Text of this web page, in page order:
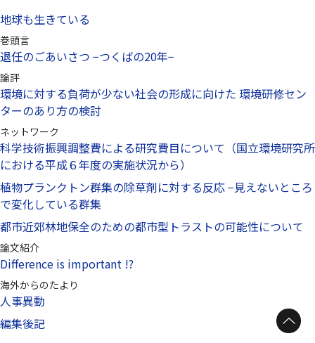
地球も生きている
巻頭言
退任のごあいさつ −つくばの20年−
論評
環境に対する負荷が少ない社会の形成に向けた 環境研修セン
ターのあり方の検討
ネットワーク
科学技術振興調整費による研究費目について（国立環境研究所
における平成６年度の実施状況から）
植物プランクトン群集の除草剤に対する反応 −見えないところ
で変化している群集
都市近郊林地保全のための都市型トラストの可能性について
論文紹介
Difference is important !?
海外からのたより
人事異動
編集後記